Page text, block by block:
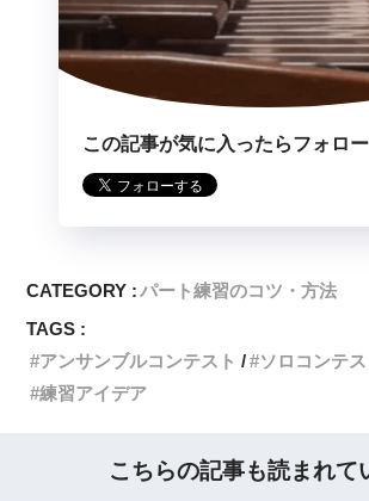
この記事が気に入ったらフォロ
CATEGORY :パート練習のコツ・方法
TAGS :
アンサンブルコンテスト
ソロコンテス
練習アイデア
こちらの記事も読まれて